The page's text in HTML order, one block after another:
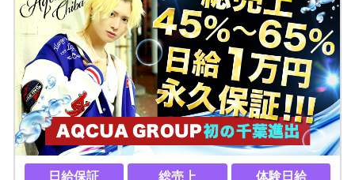
日給保証 総売上 体験日給